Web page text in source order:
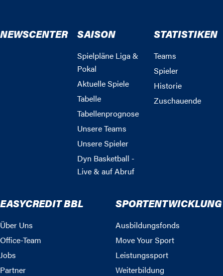
NEWSCENTER SAISON
Spielpläne Liga &
Pokal
Aktuelle Spiele
Tabelle
Tabellenprognose
Unsere Teams
Unsere Spieler
Dyn Basketball -
Live & auf Abruf
STATISTIKEN
Teams
Spieler
Historie
Zuschauende
EASYCREDIT BBL
Über Uns
Office-Team
Jobs
Partner
SPORTENTWICKLUNG
Ausbildungsfonds
Move Your Sport
Leistungssport
Weiterbildung